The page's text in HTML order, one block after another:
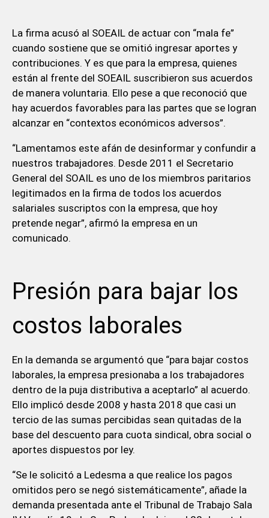
La firma acusó al SOEAIL de actuar con “mala fe”
cuando sostiene que se omitió ingresar aportes y
contribuciones. Y es que para la empresa, quienes
están al frente del SOEAIL suscribieron sus acuerdos
de manera voluntaria. Ello pese a que reconoció que
hay acuerdos favorables para las partes que se logran
alcanzar en “contextos económicos adversos”.
“Lamentamos este afán de desinformar y confundir a
nuestros trabajadores. Desde 2011 el Secretario
General del SOAIL es uno de los miembros paritarios
legitimados en la firma de todos los acuerdos
salariales suscriptos con la empresa, que hoy
pretende negar”, afirmó la empresa en un
comunicado.
Presión para bajar los
costos laborales
En la demanda se argumentó que “para bajar costos
laborales, la empresa presionaba a los trabajadores
dentro de la puja distributiva a aceptarlo” al acuerdo.
Ello implicó desde 2008 y hasta 2018 que casi un
tercio de las sumas percibidas sean quitadas de la
base del descuento para cuota sindical, obra social o
aportes dispuestos por ley.
“Se le solicitó a Ledesma a que realice los pagos
omitidos pero se negó sistemáticamente”, añade la
demanda presentada ante el Tribunal de Trabajo Sala